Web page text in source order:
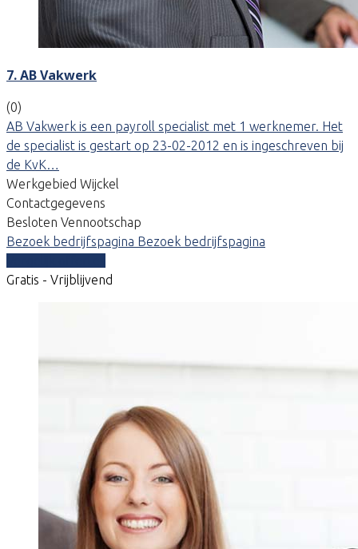
7. AB Vakwerk
(0)
AB Vakwerk is een payroll specialist met 1 werknemer. Het
de specialist is gestart op 23-02-2012 en is ingeschreven bij
de KvK…
Werkgebied Wijckel
Contactgegevens
Besloten Vennootschap
Bezoek bedrijfspagina Bezoek bedrijfspagina
Gratis - Vrijblijvend